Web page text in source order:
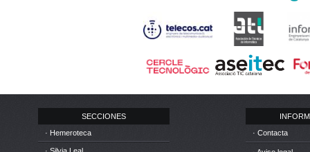
SECCIONES
· Hemeroteca
· Contacta